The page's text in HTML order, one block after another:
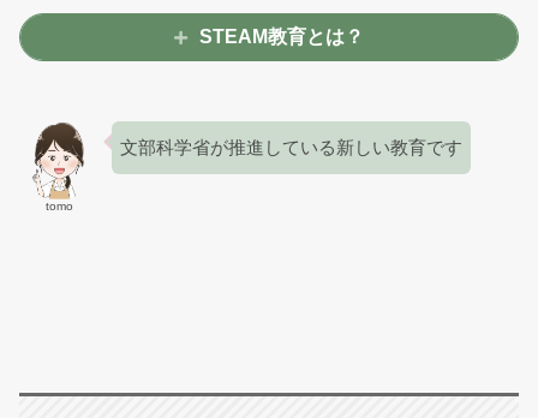
STEAM教育とは？
tomo
文部科学省が推進している新しい教育です